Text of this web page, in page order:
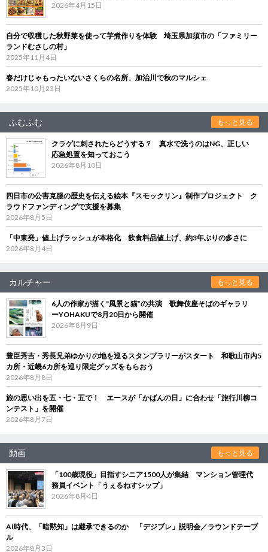
2026年4月15日
自分で収穫した秋野菜を使って芋煮作りを体験 埼玉県加須市の「ファミリー
ランドむさしの村」
2025年11月4日
春だけじゃもったいないさくらの名所、加治川で秋のマルシェ
2025年10月23日
ふむふむ もっと見る
クラゲに刺されたらどうする？ 真水で洗うのはNG、正しい
応急処置を知っておこう
2026年8月10日
四日市の公害克服の歴史を伝える絵本『スモックリン』制作プロジェクト ク
ラウドファンディングで支援を募集
2026年8月5日
「中東発」値上げラッシュが本格化 飲食料品値上げ、約3年ぶりの多さに
2026年8月4日
カルチャー もっと見る
6人の作家が描く“風景と猫”の共演 歌舞伎座そばのギャラリ
ーYOHAKUで8月20日から開催
2026年8月9日
豊臣秀吉・秀長兄弟ゆかりの地を巡るスタンプラリーがスタート 和歌山市内5
カ所・近畿6カ所を巡り限定グッズをもらおう
2026年8月8日
旅の思い出を五・七・五で！ エースが「かばんの日」に合わせ「旅行川柳コ
ンテスト」を開催
2026年8月7日
動画 もっと見る
「100歳現役」目指すシニア1500人が集結 マンション管理代
務員イベント「うぇるねすシップ」
2026年8月4日
AI時代、「暗黙知」は継承できるのか 「デジブレ」説明会／ラウンドテーブ
ル
2026年8月3日